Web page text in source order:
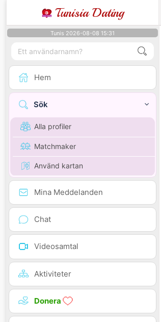
Tunisia Dating
Tunis 2026-08-08 15:31
Hem
Sök
Alla profiler
Matchmaker
Använd kartan
Mina Meddelanden
Chat
Videosamtal
Aktiviteter
Donera